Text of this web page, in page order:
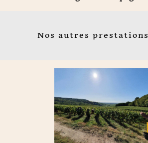
Nos autres prestations